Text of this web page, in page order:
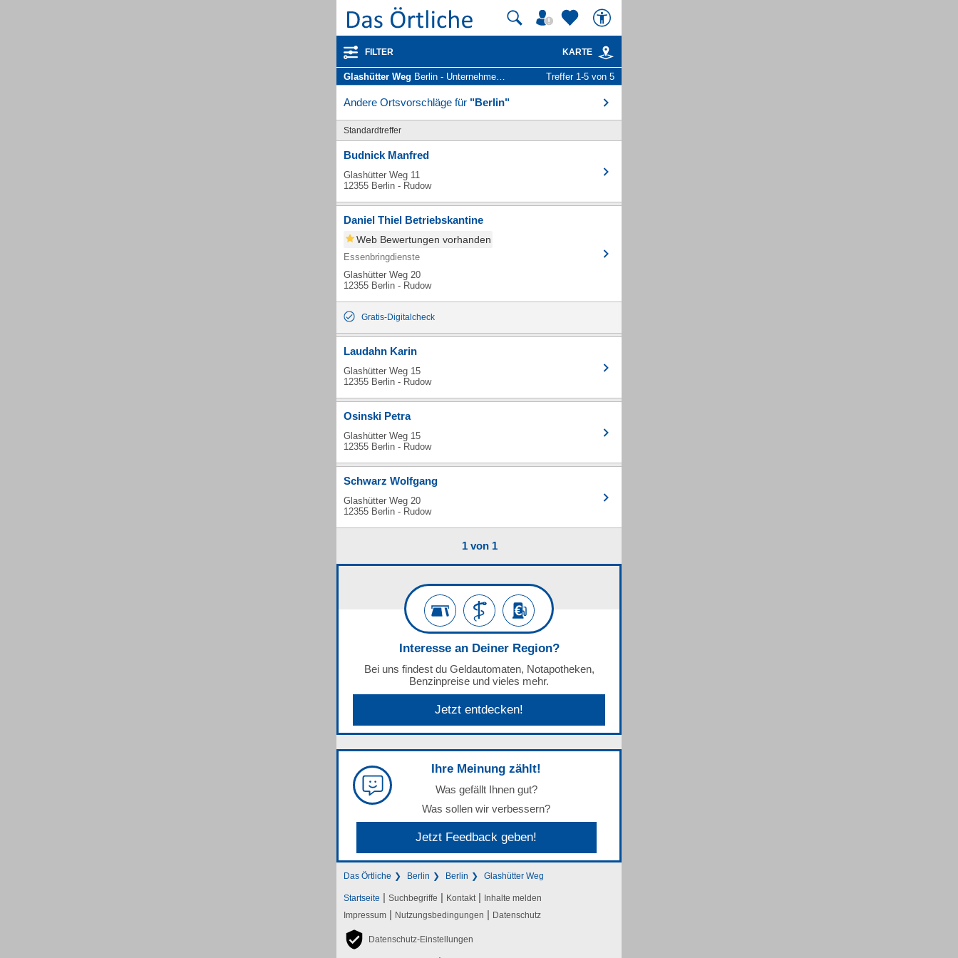
FILTER KARTE
Glashütter Weg Berlin - Unternehmen und Personen Treffer 1-5 von 5
Andere Ortsvorschläge für "Berlin"
Standardtreffer
Budnick Manfred
Glashütter Weg 11
12355 Berlin - Rudow
Daniel Thiel Betriebskantine
Web Bewertungen vorhanden
Essenbringdienste
Glashütter Weg 20
12355 Berlin - Rudow
Gratis-Digitalcheck
Laudahn Karin
Glashütter Weg 15
12355 Berlin - Rudow
Osinski Petra
Glashütter Weg 15
12355 Berlin - Rudow
Schwarz Wolfgang
Glashütter Weg 20
12355 Berlin - Rudow
1 von 1
Interesse an Deiner Region?
Bei uns findest du Geldautomaten, Notapotheken,
Benzinpreise und vieles mehr.
Jetzt entdecken!
Ihre Meinung zählt!
Was gefällt Ihnen gut?
Was sollen wir verbessern?
Jetzt Feedback geben!
Das Örtliche Berlin Berlin Glashütter Weg
Startseite | Suchbegriffe | Kontakt | Inhalte melden
Impressum | Nutzungsbedingungen | Datenschutz
Datenschutz-Einstellungen